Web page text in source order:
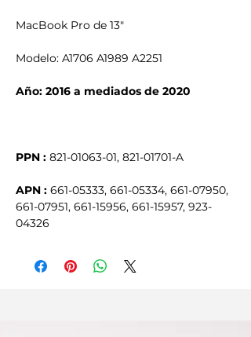
MacBook Pro de 13"
Modelo: A1706 A1989 A2251
Año: 2016 a mediados de 2020
PPN : 821-01063-01, 821-01701-A
APN : 661-05333, 661-05334, 661-07950,
661-07951, 661-15956, 661-15957, 923-
04326